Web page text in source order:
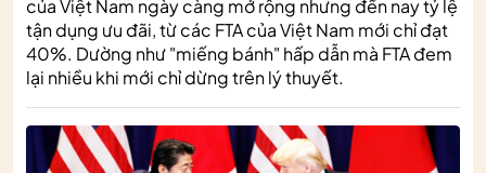
của Việt Nam ngày càng mở rộng nhưng đến nay tỷ lệ
tận dụng ưu đãi, từ các FTA của Việt Nam mới chỉ đạt
40%. Dường như "miếng bánh" hấp dẫn mà FTA đem
lại nhiều khi mới chỉ dừng trên lý thuyết.